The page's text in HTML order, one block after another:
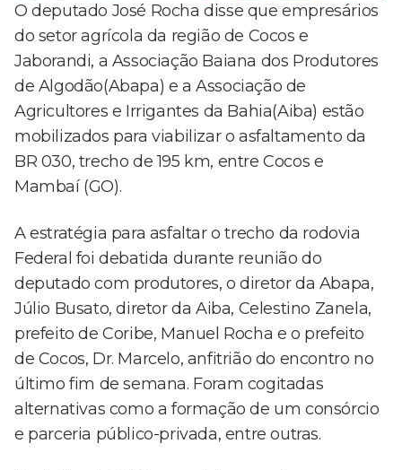
O deputado José Rocha disse que empresários
do setor agrícola da região de Cocos e
Jaborandi, a Associação Baiana dos Produtores
de Algodão(Abapa) e a Associação de
Agricultores e Irrigantes da Bahia(Aiba) estão
mobilizados para viabilizar o asfaltamento da
BR 030, trecho de 195 km, entre Cocos e
Mambaí (GO).
A estratégia para asfaltar o trecho da rodovia
Federal foi debatida durante reunião do
deputado com produtores, o diretor da Abapa,
Júlio Busato, diretor da Aiba, Celestino Zanela,
prefeito de Coribe, Manuel Rocha e o prefeito
de Cocos, Dr. Marcelo, anfitrião do encontro no
último fim de semana. Foram cogitadas
alternativas como a formação de um consórcio
e parceria público-privada, entre outras.